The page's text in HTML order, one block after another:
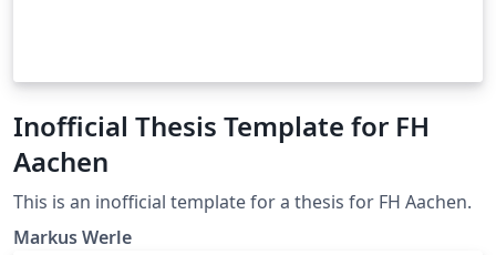
Inofficial Thesis Template for FH
Aachen
This is an inofficial template for a thesis for FH Aachen.
Markus Werle